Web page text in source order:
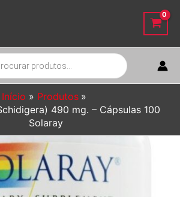
Início
Produtos
490 mg. – Cápsulas 100
Solaray